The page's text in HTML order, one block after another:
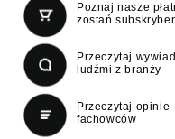
Poznaj nasze
zostań
Przeczytaj
ludźmi z branży
Przeczytaj opinie
fachowców